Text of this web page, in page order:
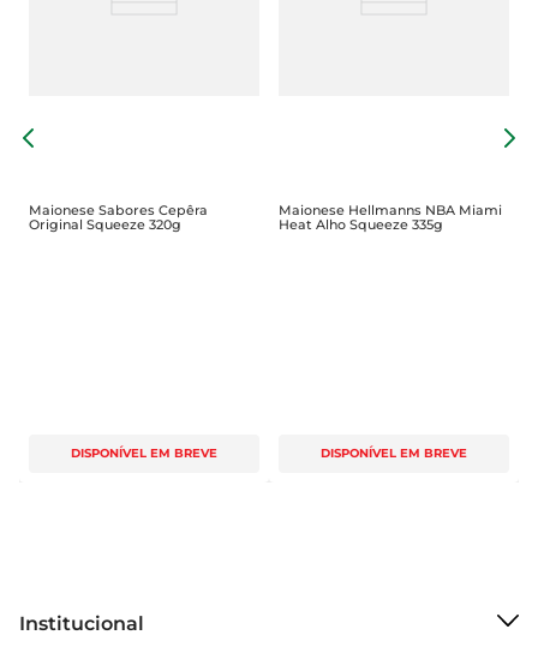
Maionese Sabores Cepêra
Original Squeeze 320g
DISPONÍVEL EM BREVE
Maionese Hellmanns NBA Miami
Heat Alho Squeeze 335g
DISPONÍVEL EM BREVE
Institucional